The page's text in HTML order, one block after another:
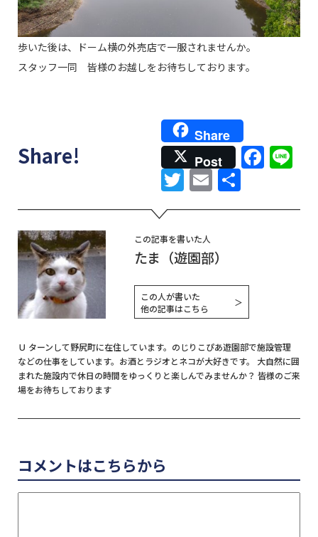
歩いた後は、ドーム横の外売店で一服されませんか。
スタッフ一同 皆様のお越しをお待ちしております。
Share!
Share
Post
Twitter
Email
有
この記事を書いた人
たま（遊園部）
この人が書いた
他の記事はこちら
＞
Ｕ ターンして野尻町に在住しています。のじりこぴあ遊園部で施設管理
などの仕事をしています。お酒とラジオとネコが大好きです。 大自然に囲
まれた施設内で休日の時間をゆっくりと楽しんでみませんか？ 皆様のご来
場をお待ちしております
コメントはこちらから